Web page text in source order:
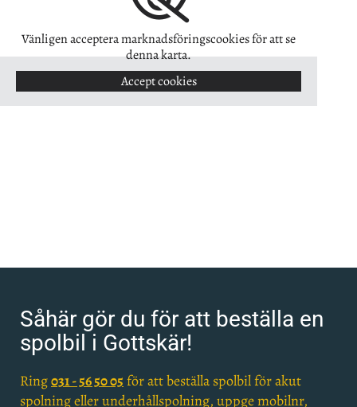
Vänligen acceptera marknadsföringscookies för att se
denna karta.
Accept cookies
Såhär gör du för att beställa en
spolbil i Gottskär!
Ring031 - 56 50 05 för att beställa spolbil för akut
spolning eller underhållspolning, uppge mobilnr,